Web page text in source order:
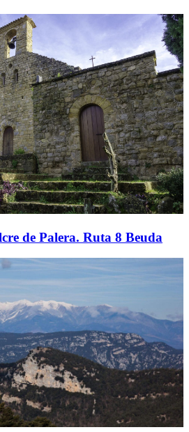
de Palera. Ruta 8 Beuda